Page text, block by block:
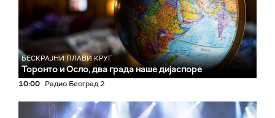
БЕСКРАЈНИ ПЛАВИ КРУГ
Торонто и Осло, два града наше дијаспоре
10:00 Радио Београд 2